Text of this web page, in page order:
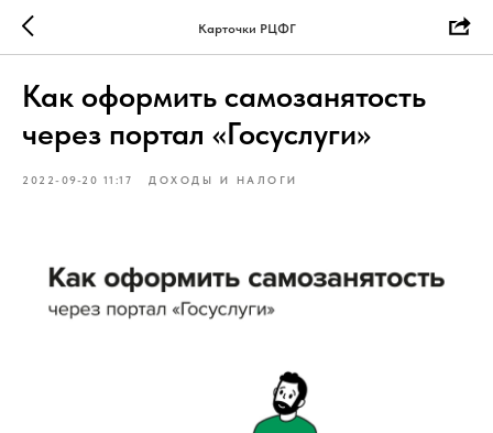
Карточки РЦФГ
Как оформить самозанятость
через портал «Госуслуги»
2022-09-20 11:17 ДОХОДЫ И НАЛОГИ